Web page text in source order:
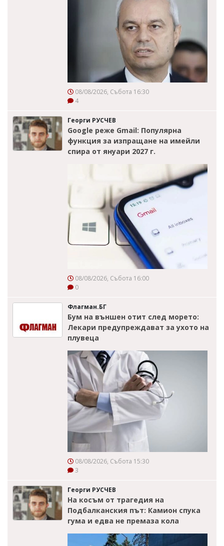
08/08/2026, Събота 16:30
4
Георги РУСЧЕВ
Google реже Gmail: Популярна
функция за изпращане на имейли
спира от януари 2027 г.
08/08/2026, Събота 16:00
0
Флагман.БГ
Бум на външен отит след морето:
Лекари предупреждават за ухото на
плувеца
08/08/2026, Събота 15:30
3
Георги РУСЧЕВ
На косъм от трагедия на
Подбалканския път: Камион спука
гума и едва не премаза кола